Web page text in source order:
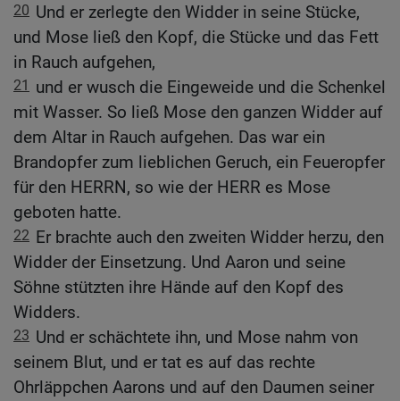
20 Und er zerlegte den Widder in seine Stücke,
und Mose ließ den Kopf, die Stücke und das Fett
in Rauch aufgehen,
21
und er wusch die Eingeweide und die Schenkel
mit Wasser. So ließ Mose den ganzen Widder auf
dem Altar in Rauch aufgehen. Das war ein
Brandopfer zum lieblichen Geruch, ein Feueropfer
für den HERRN, so wie der HERR es Mose
geboten hatte.
22 Er brachte auch den zweiten Widder herzu, den
Widder der Einsetzung. Und Aaron und seine
Söhne stützten ihre Hände auf den Kopf des
Widders.
23 Und er schächtete ihn, und Mose nahm von
seinem Blut, und er tat es auf das rechte
Ohrläppchen Aarons und auf den Daumen seiner